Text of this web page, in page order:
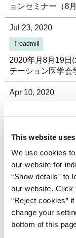
This website
We use cookies
our website for
“Show details” to
our website. Click
“Reject cookies”
change your
bottom of this
ョンセミナー（8
Jul 23, 2020
Treadmill
2020年月8月19日
テーション医学会
Apr 10, 2020
Sendai-shi
Jun 06, 2019
Treadmill
第56回 日本リハ
ョンセミナー（6
Jun 05, 2019